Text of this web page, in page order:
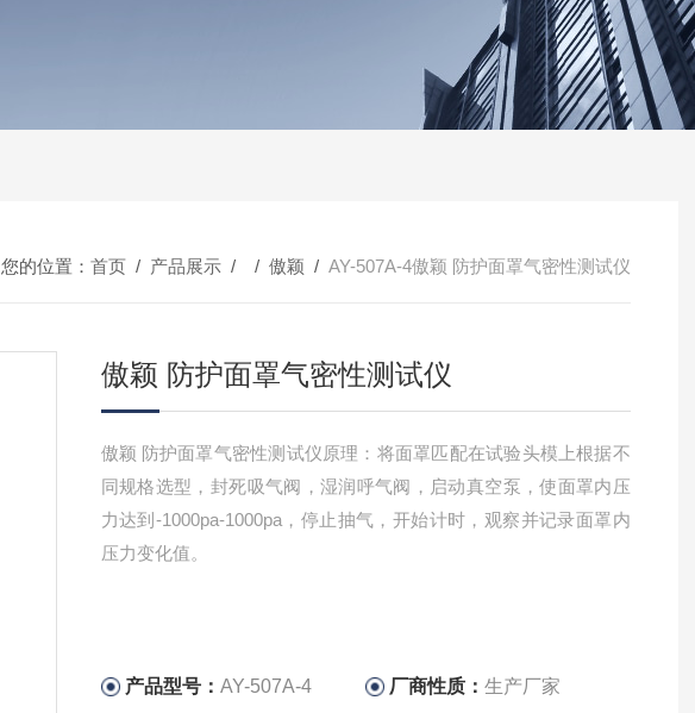
您的位置： 首页 / 产品展示 / / 傲颖 / AY-507A-4傲颖 防护面罩气密性测试仪
傲颖 防护面罩气密性测试仪
傲颖 防护面罩气密性测试仪原理：将面罩匹配在试验头模上根据不
同规格选型，封死吸气阀，湿润呼气阀，启动真空泵，使面罩内压
力达到-1000pa-1000pa，停止抽气，开始计时，观察并记录面罩内
压力变化值。
产品型号： AY-507A-4 厂商性质：生产厂家